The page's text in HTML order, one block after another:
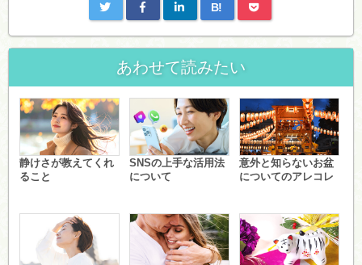
B!
あわせて読みたい
静けさが教えてくれ
ること
SNSの上手な活用法
について
意外と知らないお盆
についてのアレコレ